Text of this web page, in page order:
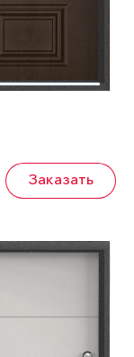
Заказать